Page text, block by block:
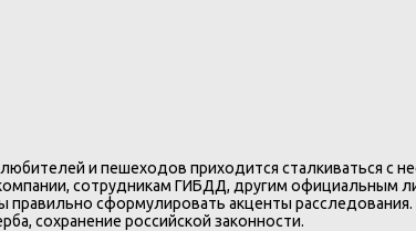
и пешеходов приходится сталкиваться с
сотрудникам ГИБДД, другим официальным
правильно сформулировать акценты
сохранение российской законности.